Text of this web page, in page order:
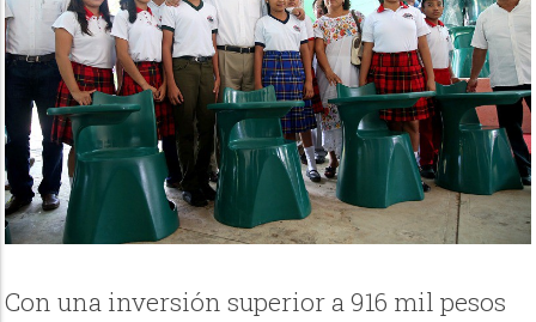
Con una inversión superior a 916 mil pesos